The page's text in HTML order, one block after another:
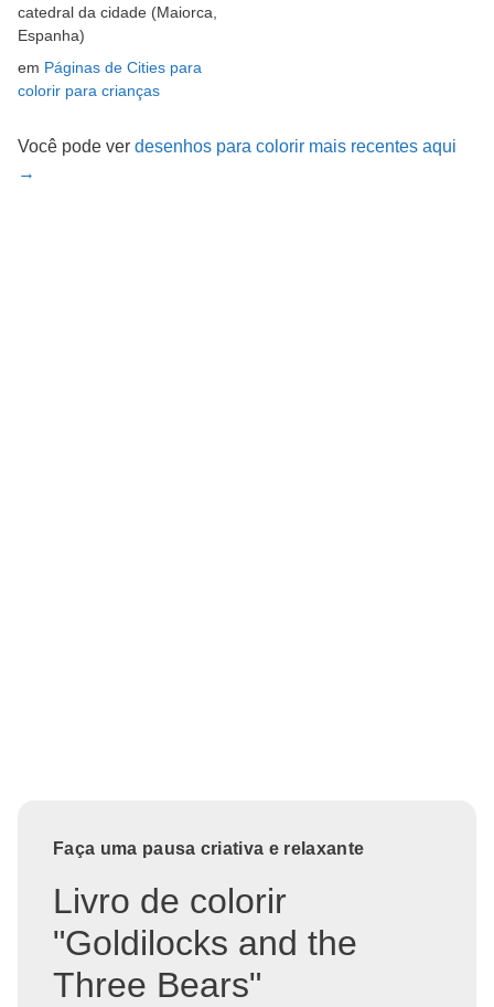
catedral da cidade (Maiorca,
Espanha)
em Páginas de Cities para
colorir para crianças
Você pode ver desenhos para colorir mais recentes aqui
→
Faça uma pausa criativa e relaxante
Livro de colorir
"Goldilocks and the
Three Bears"